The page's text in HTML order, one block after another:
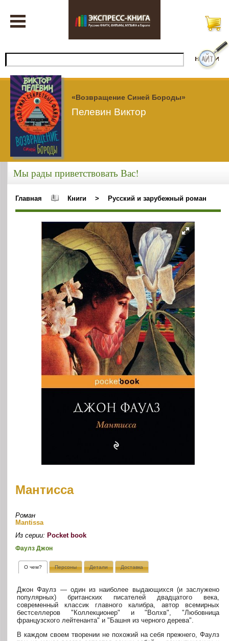
«Возвращение Синей Бороды»
Пелевин Виктор
Мы рады приветствовать Вас!
Главная Книги > Русский и зарубежный роман
Мантисса
Роман
Mantissa
Из серии: Pocket book
Фаулз Джон
О чем? Персоны Детали Доставка
Джон Фаулз — один из наиболее выдающихся (и заслужено
популярных) британских писателей двадцатого века,
современный классик главного калибра, автор всемирных
бестселлеров "Коллекционер" и "Волхв", "Любовница
французского лейтенанта" и "Башня из черного дерева".
В каждом своем творении не похожий на себя прежнего, Фаулз